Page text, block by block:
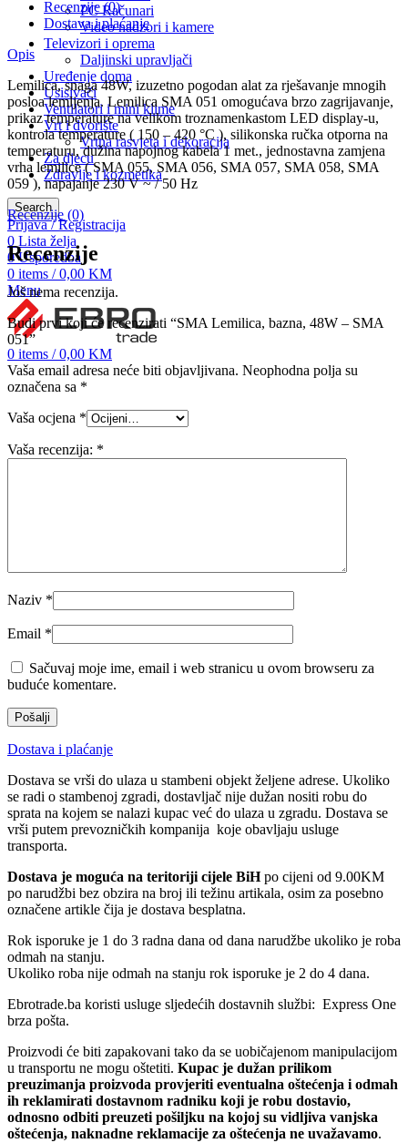
PC Računari
Video nadzori i kamere
Televizori i oprema
Daljinski upravljači
Uređenje doma
Usisivači
Ventilatori i mini klime
Vrt i dvorište
Vrtna rasvjeta i dekoracija
Za djecu
Zdravlje i kozmetika
Search
Prijava / Registracija
0 Lista želja
0 Usporedba
0 items / 0,00 KM
Menu
0 items / 0,00 KM
Recenzije (0)
Dostava i plaćanje
Opis
Lemilica, snaga 48W, izuzetno pogodan alat za rješavanje mnogih
posloa lemljenja. Lemilica SMA 051 omogućava brzo zagrijavanje,
prikaz temperature na velikom troznamenkastom LED display-u,
kontrola temperature ( 150 – 420 °C ), silikonska ručka otporna na
temperaturu, dužina napojnog kabela 1 met., jednostavna zamjena
vrha lemilice ( SMA 055, SMA 056, SMA 057, SMA 058, SMA
059 ), napajanje 230 V ~ / 50 Hz
Recenzije (0)
Recenzije
Još nema recenzija.
Budi prvi koji će recenzirati “SMA Lemilica, bazna, 48W – SMA
051”
Vaša email adresa neće biti objavljivana. Neophodna polja su
označena sa *
Vaša ocjena *
Vaša recenzija: *
Naziv *
Email *
Sačuvaj moje ime, email i web stranicu u ovom browseru za
buduće komentare.
Dostava i plaćanje
Dostava se vrši do ulaza u stambeni objekt željene adrese. Ukoliko
se radi o stambenoj zgradi, dostavljač nije dužan nositi robu do
sprata na kojem se nalazi kupac već do ulaza u zgradu. Dostava se
vrši putem prevozničkih kompanija koje obavljaju usluge
transporta.
Dostava je moguća na teritoriji cijele BiHpo cijeni od 9.00KM
po narudžbi bez obzira na broj ili težinu artikala, osim za posebno
označene artikle čija je dostava besplatna.
Rok isporuke je 1 do 3 radna dana od dana narudžbe ukoliko je roba
odmah na stanju.
Ukoliko roba nije odmah na stanju rok isporuke je 2 do 4 dana.
Ebrotrade.ba koristi usluge sljedećih dostavnih službi: Express One
brza pošta.
Proizvodi će biti zapakovani tako da se uobičajenom manipulacijom
u transportu ne mogu oštetiti. Kupac je dužan prilikom
preuzimanja proizvoda provjeriti eventualna oštećenja i odmah
ih reklamirati dostavnom radniku koji je robu dostavio,
odnosno odbiti preuzeti pošiljku na kojoj su vidljiva vanjska
oštećenja, naknadne reklamacije za oštećenja ne uvažavamo.